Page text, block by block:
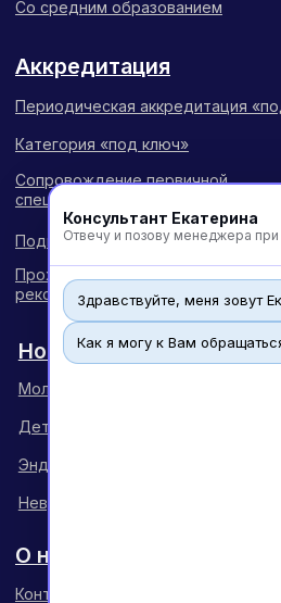
Консультант Екатерина
Здравствуйте, меня зовут
Как я могу к Вам